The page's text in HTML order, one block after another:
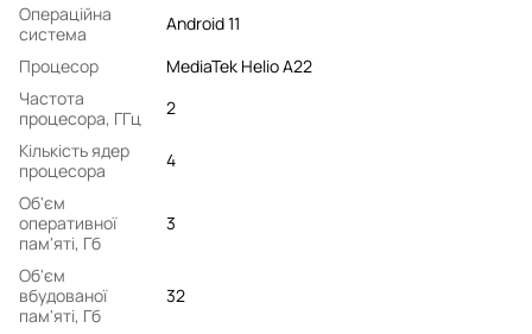
Операційна
система
Android 11
Процесор
MediaTek Helio A22
Частота
процесора, ГГц
2
Кількість ядер
процесора
4
Об'єм
оперативної
пам'яті, Гб
3
Об'єм
вбудованої
пам'яті, Гб
32